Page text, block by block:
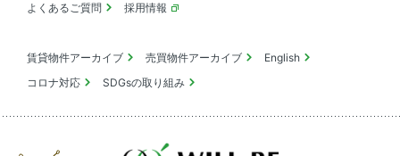
よくあるご質問
採用情報
賃貸物件アーカイブ 売買物件アーカイブ
English
コロナ対応
SDGsの取り組み